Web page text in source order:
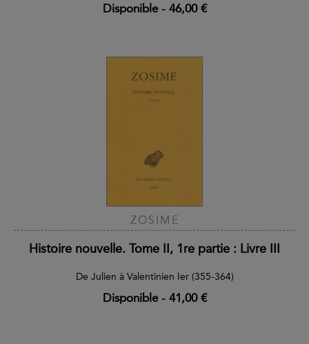
Disponible- 46,00 €
ZOSIME
Histoire nouvelle. Tome II, 1re partie : Livre III
De Julien à Valentinien Ier (355-364)
Disponible- 41,00 €